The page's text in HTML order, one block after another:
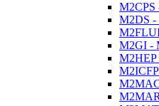
M2CPS
M2DS -
M2GI -
M2HEP